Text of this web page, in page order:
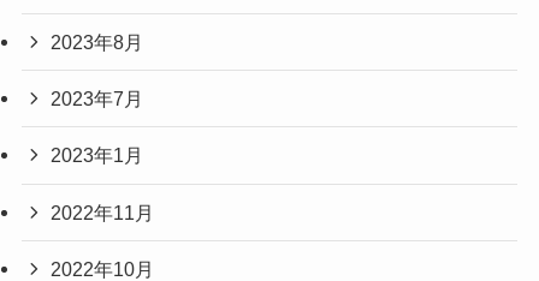
2023年8月
2023年7月
2023年1月
2022年11月
2022年10月